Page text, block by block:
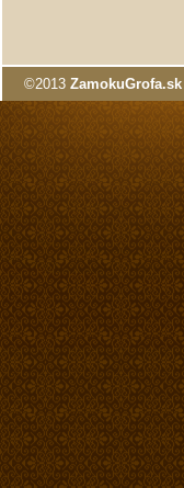
©2013 ZamokuGrofa.sk